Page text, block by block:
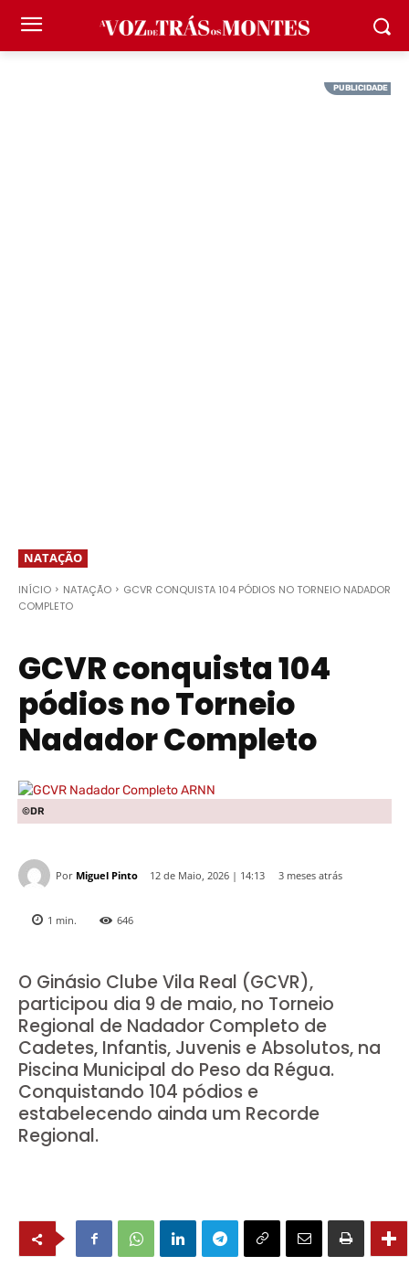
NATAÇÃO
INÍCIO NATAÇÃO
GCVR CONQUISTA 104 PÓDIOS NO TORNEIO NADADOR
COMPLETO
GCVR conquista 104
pódios no Torneio
Nadador Completo
©DR
Por Miguel Pinto 12 de Maio, 2026 | 14:13 3 meses atrás
1 min. 646
O Ginásio Clube Vila Real (GCVR),
participou dia 9 de maio, no Torneio
Regional de Nadador Completo de
Cadetes, Infantis, Juvenis e Absolutos, na
Piscina Municipal do Peso da Régua.
Conquistando 104 pódios e
estabelecendo ainda um Recorde
Regional.